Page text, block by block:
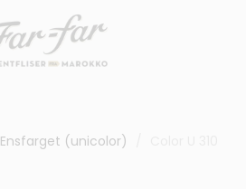
Ensfarget (unicolor)